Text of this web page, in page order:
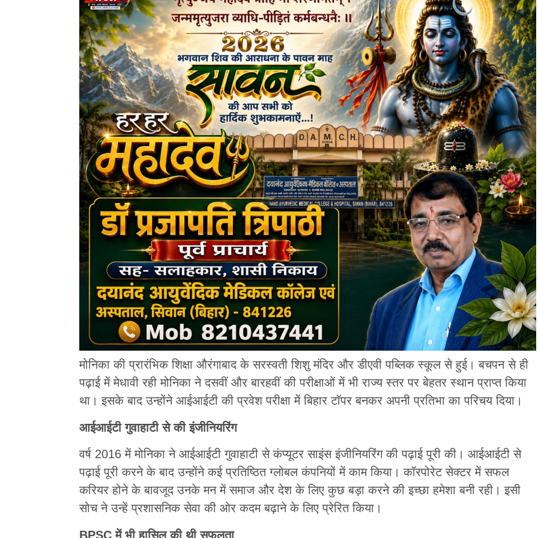
मोनिका की प्रारंभिक शिक्षा औरंगाबाद के सरस्वती शिशु मंदिर और डीएवी पब्लिक स्कूल से हुई। बचपन से ही
पढ़ाई में मेधावी रही मोनिका ने दसवीं और बारहवीं की परीक्षाओं में भी राज्य स्तर पर बेहतर स्थान प्राप्त किया
था। इसके बाद उन्होंने आईआईटी की प्रवेश परीक्षा में बिहार टॉपर बनकर अपनी प्रतिभा का परिचय दिया।
आईआईटी गुवाहाटी से की इंजीनियरिंग
वर्ष 2016 में मोनिका ने आईआईटी गुवाहाटी से कंप्यूटर साइंस इंजीनियरिंग की पढ़ाई पूरी की। आईआईटी से
पढ़ाई पूरी करने के बाद उन्होंने कई प्रतिष्ठित ग्लोबल कंपनियों में काम किया। कॉरपोरेट सेक्टर में सफल
करियर होने के बावजूद उनके मन में समाज और देश के लिए कुछ बड़ा करने की इच्छा हमेशा बनी रही। इसी
सोच ने उन्हें प्रशासनिक सेवा की ओर कदम बढ़ाने के लिए प्रेरित किया।
BPSC में भी हासिल की थी सफलता